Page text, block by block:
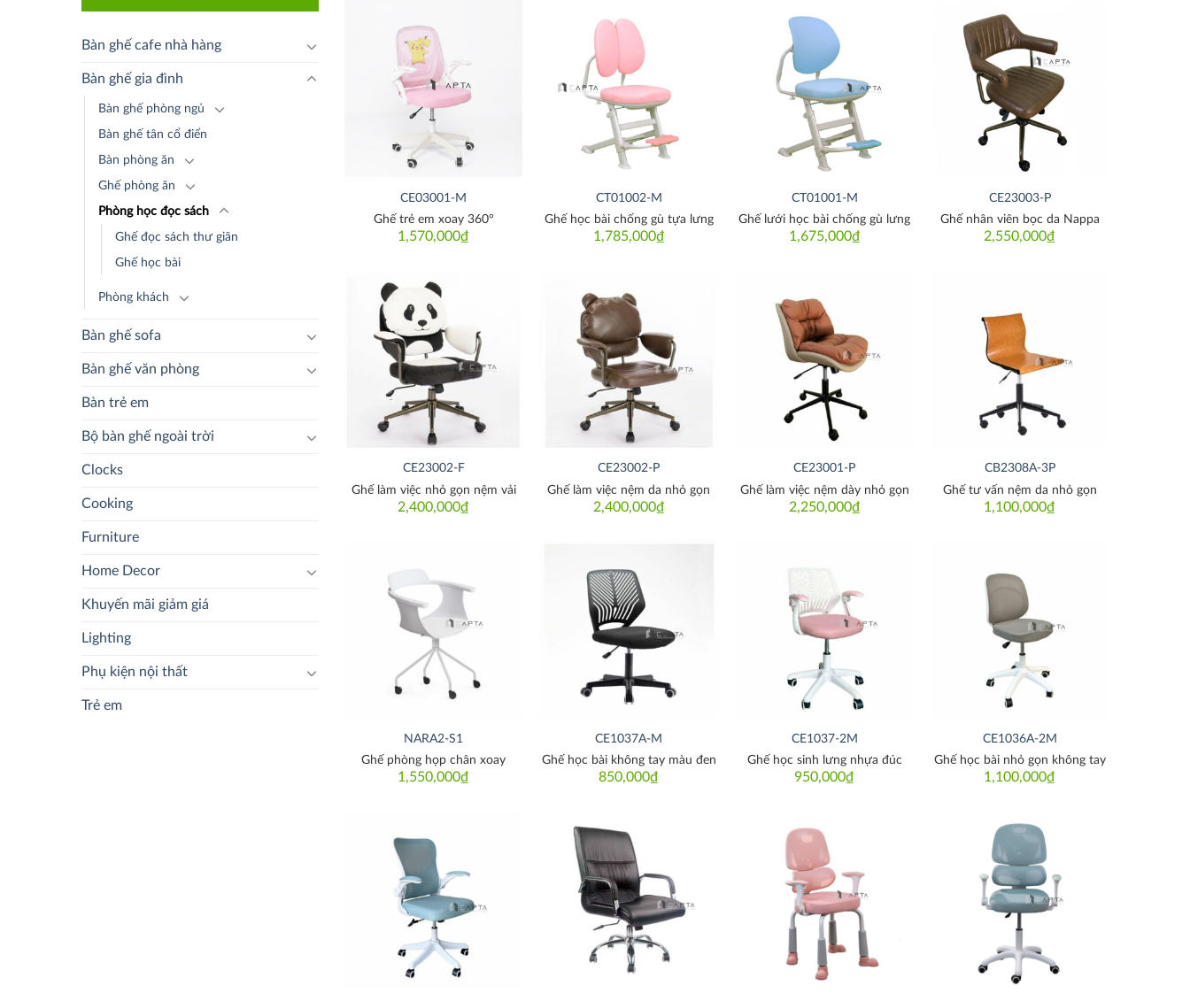
Bàn ghế cafe nhà hàng
Bàn ghế gia đình
Bàn ghế phòng ngủ
Bàn ghế tân cổ điển
Bàn phòng ăn
Ghế phòng ăn
Phòng học đọc sách
Ghế đọc sách thư giãn
Ghế học bài
Phòng khách
Bàn ghế sofa
Bàn ghế văn phòng
Bàn trẻ em
Bộ bàn ghế ngoài trời
Clocks
Cooking
Furniture
Home Decor
Khuyến mãi giảm giá
Lighting
Phụ kiện nội thất
Trẻ em
CE03001-M
1,570,000₫
Ghế trẻ em xoay 360°
CT01002-M
1,785,000₫
Ghế học bài chống gù tựa lưng
CT01001-M
1,675,000₫
Ghế lưới học bài chống gù lưng
Thích
CE23003-P
2,550,000₫
Ghế nhân viên bọc da Nappa
CE23002-F
2,400,000₫
Ghế làm việc nhỏ gọn nệm vải
CE23002-P
2,400,000₫
Ghế làm việc nệm da nhỏ gọn
CE23001-P
2,250,000₫
Ghế làm việc nệm dày nhỏ gọn
CB2308A-3P
1,100,000₫
Ghế tư vấn nệm da nhỏ gọn
NARA2-S1
1,550,000₫
Ghế phòng họp chân xoay
CE1037A-M
850,000₫
Ghế học bài không tay màu đen
CE1037-2M
950,000₫
Ghế học sinh lưng nhựa đúc
CE1036A-2M
1,100,000₫
Ghế học bài nhỏ gọn không tay